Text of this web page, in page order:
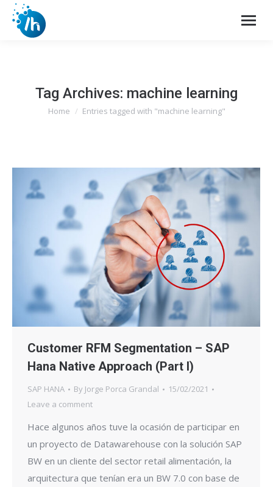
Tag Archives: machine learning
You are here:
Home Entries tagged with "machine learning"
Customer RFM Segmentation – SAP
Hana Native Approach (Part I)
SAP HANA By Jorge Porca Grandal
15/02/2021
Leave a comment
Hace algunos años tuve la ocasión de participar en
un proyecto de Datawarehouse con la solución SAP
BW en un cliente del sector retail alimentación, la
arquitectura que tenían era un BW 7.0 con base de